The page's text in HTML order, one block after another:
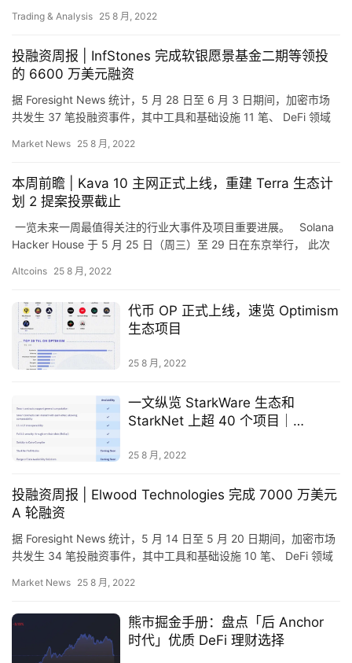
页
快
9
9
指
数
常
用
工
推
荐
Trading & Analysis 25 8 月, 2022
投融资周报 | InfStones 完成软银愿景基金二期等领投
的 6600 万美元融资
据 Foresight News 统计，5 月 28 日至 6 月 3 日期间，加密市场
共发生 37 笔投融资事件，其中工具和基础设施 11 笔、 DeFi 领域
Market News 25 8 月, 2022
本周前瞻 | Kava 10 主网正式上线，重建 Terra 生态计
划 2 提案投票截止
一览未来一周最值得关注的行业大事件及项目重要进展。 Solana
Hacker House 于 5 月 25 日（周三）至 29 日在东京举行， 此次
Altcoins 25 8 月, 2022
代币 OP 正式上线，速览 Optimism
生态项目
25 8 月, 2022
一文纵览 StarkWare 生态和
StarkNet 上超 40 个项目｜
25 8 月, 2022
投融资周报 | Elwood Technologies 完成 7000 万美元
A 轮融资
据 Foresight News 统计，5 月 14 日至 5 月 20 日期间，加密市场
共发生 34 笔投融资事件，其中工具和基础设施 10 笔、 DeFi 领域
Market News 25 8 月, 2022
熊市掘金手册：盘点「后 Anchor
时代」优质 DeFi 理财选择